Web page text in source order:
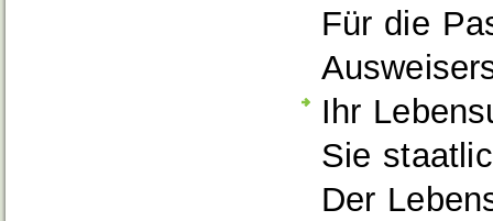
Für die
Ihr
Sie
Der